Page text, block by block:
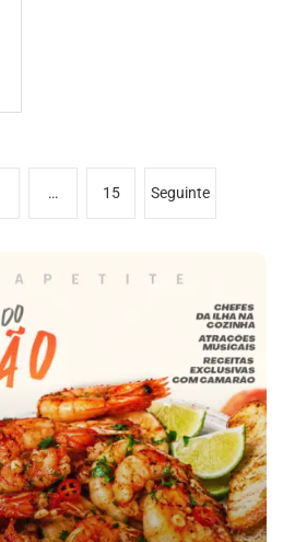
… 15 Seguinte